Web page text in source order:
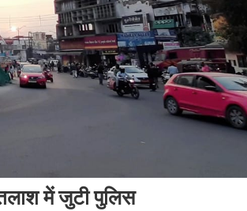
में जुटी पुलिस